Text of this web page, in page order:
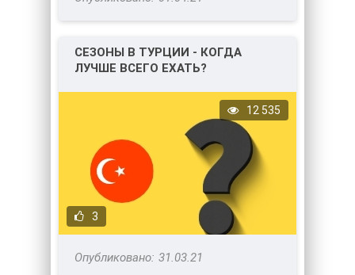
СЕЗОНЫ В ТУРЦИИ - КОГДА
ЛУЧШЕ ВСЕГО ЕХАТЬ?
3
12 535
31.03.21